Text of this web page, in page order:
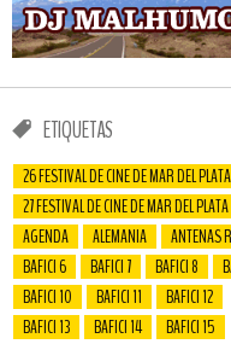
ETIQUETAS
26 FESTIVAL DE CINE DE MAR DEL PLATA
27 FESTIVAL DE CINE DE MAR DEL PLATA
AGENDA
ALEMANIA
ANTENAS
BAFICI 6
BAFICI 7 BAFICI 8
BAFICI 10
BAFICI 11
BAFICI 12
BAFICI 13
BAFICI 14
BAFICI 15